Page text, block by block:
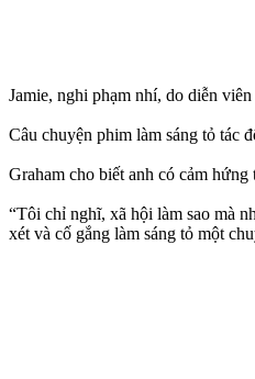
Jamie, nghi phạm nhí, do diễn
Câu chuyện phim làm sáng tỏ tác
Graham cho biết anh có cảm
“Tôi chỉ nghĩ, xã hội làm sao mà
xét và cố gắng làm sáng tỏ một